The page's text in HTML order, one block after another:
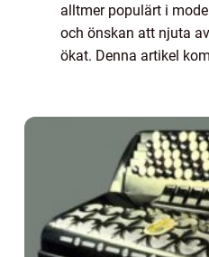
alltmer populärt i
och önskan att njuta
ökat. Denna artikel